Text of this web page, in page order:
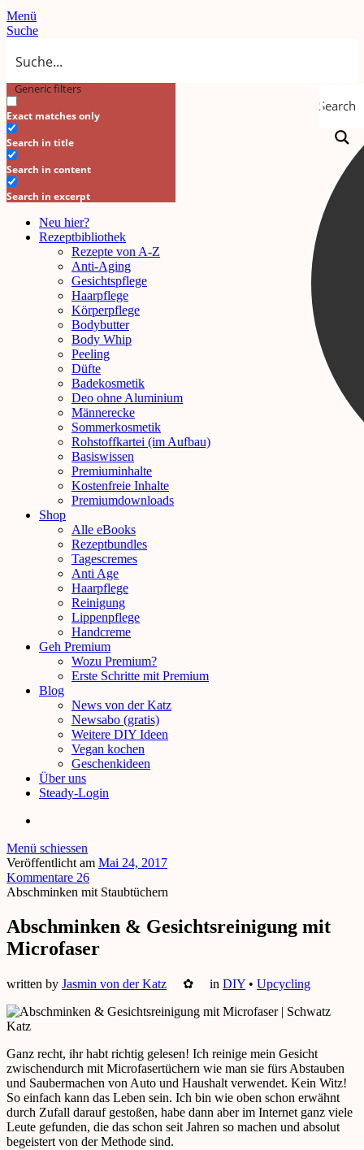
Menü
Suche
Search
Generic filters
Exact matches only
Search in title
Search in content
Search in excerpt
Neu hier?
Rezeptbibliothek
Rezepte von A-Z
Anti-Aging
Gesichtspflege
Haarpflege
Körperpflege
Bodybutter
Body Whip
Peeling
Düfte
Badekosmetik
Deo ohne Aluminium
Männerecke
Sommerkosmetik
Rohstoffkartei (im Aufbau)
Basiswissen
Premiuminhalte
Kostenfreie Inhalte
Premiumdownloads
Shop
Alle eBooks
Rezeptbundles
Tagescremes
Anti Age
Haarpflege
Reinigung
Lippenpflege
Handcreme
Geh Premium
Wozu Premium?
Erste Schritte mit Premium
Blog
News von der Katz
Newsabo (gratis)
Weitere DIY Ideen
Vegan kochen
Geschenkideen
Über uns
Steady-Login
Menü schiessen
Veröffentlicht am Mai 24, 2017
Kommentare 26
Abschminken mit Staubtüchern
Abschminken & Gesichtsreinigung mit
Microfaser
written by Jasmin von der Katz ✿ in DIY • Upcycling
Ganz recht, ihr habt richtig gelesen! Ich reinige mein Gesicht
zwischendurch mit Microfasertüchern wie man sie fürs Abstauben
und Saubermachen von Auto und Haushalt verwendet. Kein Witz!
So einfach kann das Leben sein. Ich bin wie oben schon erwähnt
durch Zufall darauf gestoßen, habe dann aber im Internet ganz viele
Leute gefunden, die das schon seit Jahren so machen und absolut
begeistert von der Methode sind.